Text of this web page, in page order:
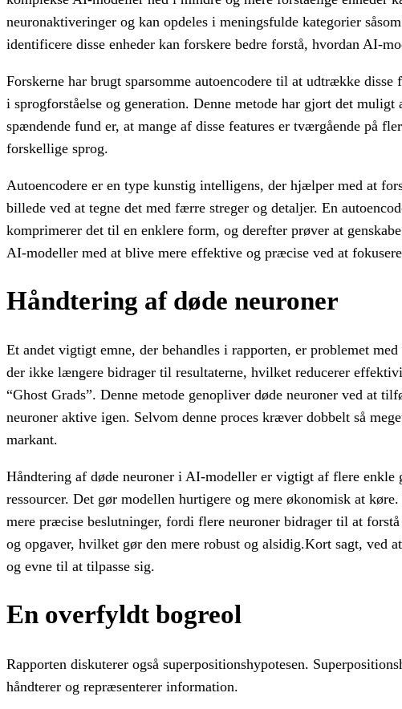
neuronaktiveringer og kan opdeles i meningsfulde kategorier
identificere disse enheder kan forskere bedre forstå, hvordan AI-
Forskerne har brugt sparsomme autoencodere til at udtrække
i sprogforståelse og generation. Denne metode har gjort det
spændende fund er, at mange af disse features er tværgående på
forskellige sprog.
Autoencodere er en type kunstig intelligens, der hjælper med at
billede ved at tegne det med færre streger og detaljer. En
komprimerer det til en enklere form, og derefter prøver at
AI-modeller med at blive mere effektive og præcise ved at
Håndtering af døde neuroner
Et andet vigtigt emne, der behandles i rapporten, er problemet
der ikke længere bidrager til resultaterne, hvilket reducerer
“Ghost Grads”. Denne metode genopliver døde neuroner ved at
neuroner aktive igen. Selvom denne proces kræver dobbelt så
markant.
Håndtering af døde neuroner i AI-modeller er vigtigt af flere
ressourcer. Det gør modellen hurtigere og mere økonomisk at
mere præcise beslutninger, fordi flere neuroner bidrager til at
og opgaver, hvilket gør den mere robust og alsidig.Kort sagt, ved
og evne til at tilpasse sig.
En overfyldt bogreol
Rapporten diskuterer også superpositionshypotesen.
håndterer og repræsenterer information.